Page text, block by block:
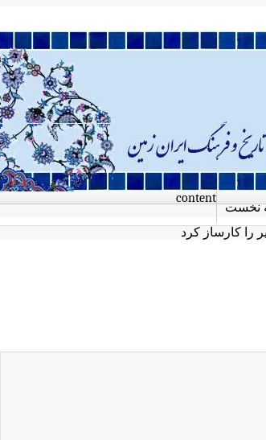
نخست
content
را کارساز کرد